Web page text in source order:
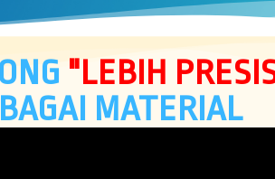
"LEBIH
MATERIAL